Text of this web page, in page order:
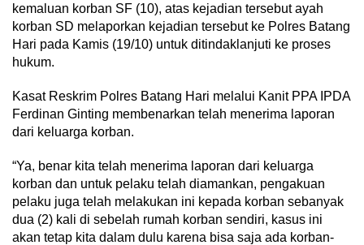
kemaluan korban SF (10), atas kejadian tersebut ayah
korban SD melaporkan kejadian tersebut ke Polres Batang
Hari pada Kamis (19/10) untuk ditindaklanjuti ke proses
hukum.
Kasat Reskrim Polres Batang Hari melalui Kanit PPA IPDA
Ferdinan Ginting membenarkan telah menerima laporan
dari keluarga korban.
“Ya, benar kita telah menerima laporan dari keluarga
korban dan untuk pelaku telah diamankan, pengakuan
pelaku juga telah melakukan ini kepada korban sebanyak
dua (2) kali di sebelah rumah korban sendiri, kasus ini
akan tetap kita dalam dulu karena bisa saja ada korban-